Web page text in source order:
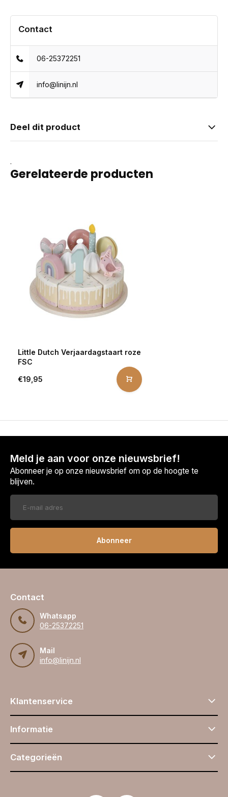
Contact
06-25372251
info@linijn.nl
Deel dit product
.
Gerelateerde producten
Little Dutch Verjaardagstaart roze
FSC
€19,95
Meld je aan voor onze nieuwsbrief!
Abonneer je op onze nieuwsbrief om op de hoogte te
blijven.
Abonneer
Contact
Whatsapp
06-25372251
Mail
info@linijn.nl
Klantenservice
Informatie
Categorieën